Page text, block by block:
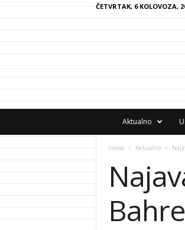
ČETVRTAK, 6 KOLOVOZA,
A
Aktualno
Home Aktualno